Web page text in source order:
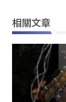
相關文章